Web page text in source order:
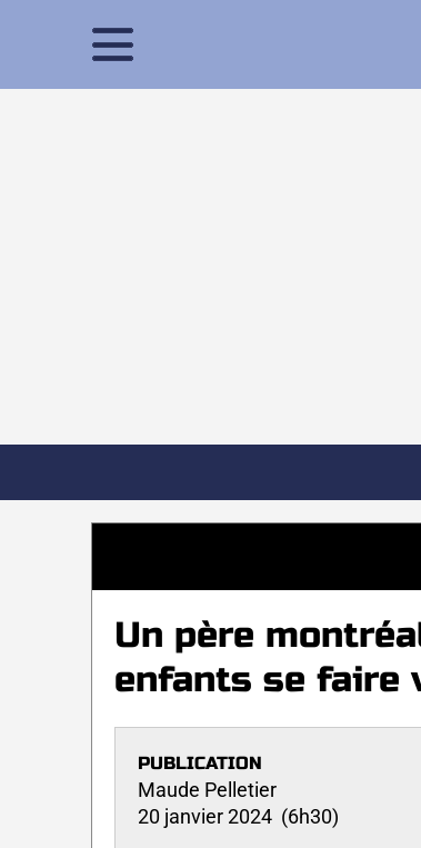
Un père
enfants se faire
PUBLICATION
Maude Pelletier
20 janvier 2024 (6h30)